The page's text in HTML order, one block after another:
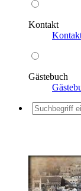
Kontakt
Gästebuch